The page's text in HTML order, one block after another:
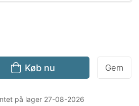
Køb nu Gem
på lager 27-08-2026